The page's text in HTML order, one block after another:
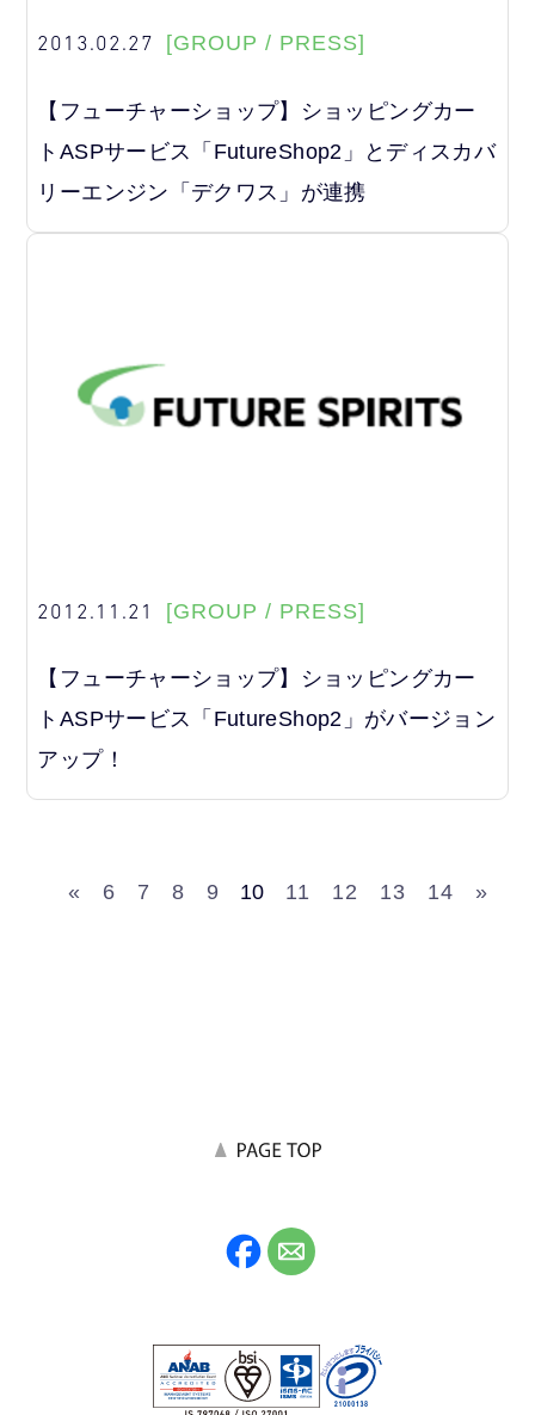
2013.02.27 [GROUP / PRESS]
【フューチャーショップ】ショッピングカー
トASPサービス「FutureShop2」とディスカバ
リーエンジン「デクワス」が連携
2012.11.21 [GROUP / PRESS]
【フューチャーショップ】ショッピングカー
トASPサービス「FutureShop2」がバージョン
アップ！
« 6 7 8 9 10 11 12 13 14 »